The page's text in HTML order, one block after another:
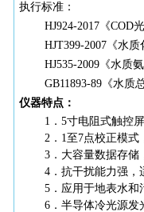
执行标准：
HJ924-2017《COD
HJT399-2007《水
HJ535-2009《水质
GB11893-89《水质
仪器特点：
1．5寸电阻式触控
2．1至7点校正模式
3．大容量数据存储
4．抗干扰能力强，
5．应用于地表水和
6．半导体冷光源发